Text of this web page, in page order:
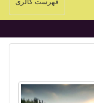
navigation
فهرست گالری